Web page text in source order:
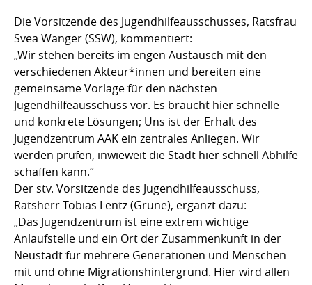
Die Vorsitzende des Jugendhilfeausschusses, Ratsfrau
Svea Wanger (SSW), kommentiert:
„Wir stehen bereits im engen Austausch mit den
verschiedenen Akteur*innen und bereiten eine
gemeinsame Vorlage für den nächsten
Jugendhilfeausschuss vor. Es braucht hier schnelle
und konkrete Lösungen; Uns ist der Erhalt des
Jugendzentrum AAK ein zentrales Anliegen. Wir
werden prüfen, inwieweit die Stadt hier schnell Abhilfe
schaffen kann.“
Der stv. Vorsitzende des Jugendhilfeausschuss,
Ratsherr Tobias Lentz (Grüne), ergänzt dazu:
„Das Jugendzentrum ist eine extrem wichtige
Anlaufstelle und ein Ort der Zusammenkunft in der
Neustadt für mehrere Generationen und Menschen
mit und ohne Migrationshintergrund. Hier wird allen